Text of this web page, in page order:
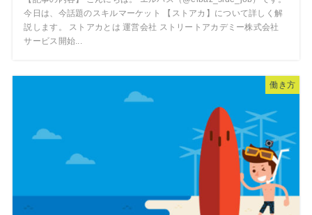
今日は、今話題のスキルマーケット 【ストアカ】について詳しく解
説します。 ストアカとは 運営会社 ストリートアカデミー株式会社
サービス開始...
働き方